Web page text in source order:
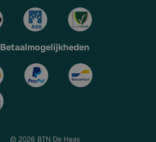
Betaalmogelijkheden
© 2026 BTN De Haas